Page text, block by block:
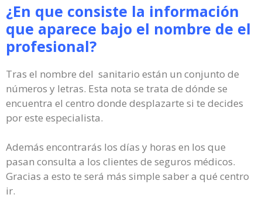
¿En que consiste la información
que aparece bajo el nombre de el
profesional?
Tras el nombre del sanitario están un conjunto de
números y letras. Esta nota se trata de dónde se
encuentra el centro donde desplazarte si te decides
por este especialista.
Además encontrarás los días y horas en los que
pasan consulta a los clientes de seguros médicos.
Gracias a esto te será más simple saber a qué centro
ir.